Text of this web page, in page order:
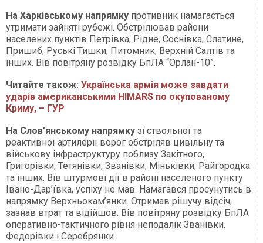
На Харківському напрямку противник намагається
утримати зайняті рубежі. Обстрілював райони
населених пунктів Петрівка, Рідне, Соснівка, Слатине,
Пришиб, Руські Тишки, Питомник, Верхній Салтів та
інших. Вів повітряну розвідку БпЛА “Орлан-10”.
Читайте також: Українська армія може завдати
ударів американськими HIMARS по окупованому
Криму, – ГУР
На Слов’янському напрямку зі ствольної та
реактивної артилерії ворог обстріляв цивільну та
військову інфраструктуру поблизу Закітного,
Григорівки, Тетянівки, Званівки, Міньківки, Райгородка
та інших. Вів штурмові дії в районі населеного пункту
Івано-Дар’ївка, успіху не мав. Намагався просунутись в
напрямку Верхньокам’янки. Отримав рішучу відсіч,
зазнав втрат та відійшов. Вів повітряну розвідку БпЛА
оперативно-тактичного рівня неподалік Званівки,
Федорівки і Серебрянки.